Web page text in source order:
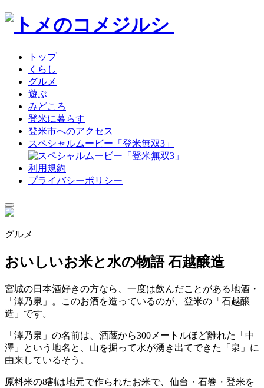
トップ
くらし
グルメ
遊ぶ
みどころ
登米に暮らす
登米市へのアクセス
スペシャルムービー「登米無双3」
利用規約
プライバシーポリシー
グルメ
おいしいお米と水の物語 石越醸造
宮城の日本酒好きの方なら、一度は飲んだことがある地酒・
「澤乃泉」。このお酒を造っているのが、登米の「石越醸
造」です。
「澤乃泉」の名前は、酒蔵から300メートルほど離れた「中
澤」という地名と、山を掘って水が湧き出てできた「泉」に
由来しているそう。
原料米の8割は地元で作られたお米で、仙台・石巻・登米を